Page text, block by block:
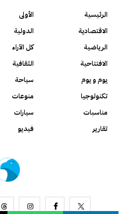
الرئيسية الأولى
الاقتصادية
الدولية
الرياضية
كل الآراء
الافتتاحية
الثقافية
يوم و يوم
سياحة
تكنولوجيا
منوعات
مناسبات
سيارات
تقارير
فيديو